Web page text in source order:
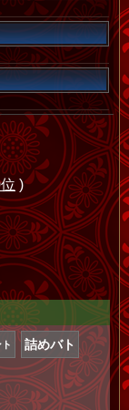
)
詰めバト